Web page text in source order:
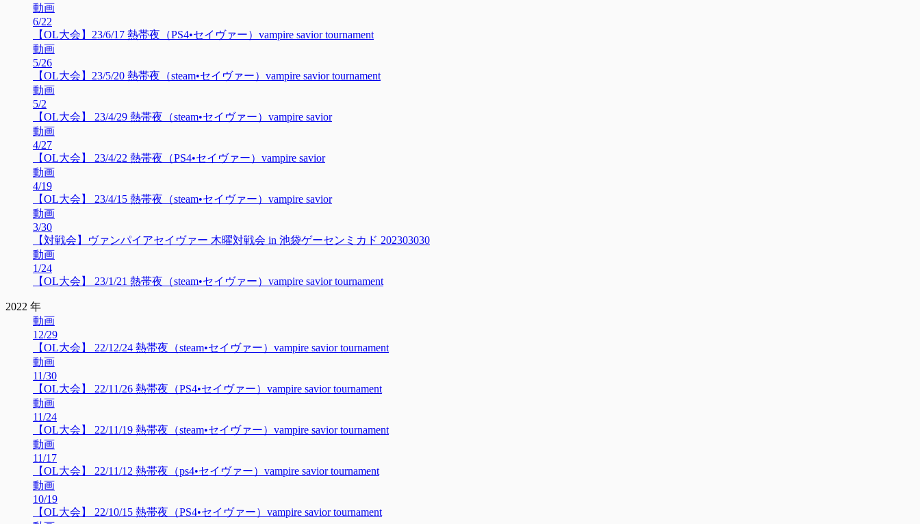
動画
6/22
【OL大会】23/6/17 熱帯夜（PS4•セイヴァー）vampire savior tournament
動画
5/26
【OL大会】23/5/20 熱帯夜（steam•セイヴァー）vampire savior tournament
動画
5/2
【OL大会】 23/4/29 熱帯夜（steam•セイヴァー）vampire savior
動画
4/27
【OL大会】 23/4/22 熱帯夜（PS4•セイヴァー）vampire savior
動画
4/19
【OL大会】 23/4/15 熱帯夜（steam•セイヴァー）vampire savior
動画
3/30
【対戦会】ヴァンパイアセイヴァー 木曜対戦会 in 池袋ゲーセンミカド 202303030
動画
1/24
【OL大会】 23/1/21 熱帯夜（steam•セイヴァー）vampire savior tournament
2022 年
動画
12/29
【OL大会】 22/12/24 熱帯夜（steam•セイヴァー）vampire savior tournament
動画
11/30
【OL大会】 22/11/26 熱帯夜（PS4•セイヴァー）vampire savior tournament
動画
11/24
【OL大会】 22/11/19 熱帯夜（steam•セイヴァー）vampire savior tournament
動画
11/17
【OL大会】 22/11/12 熱帯夜（ps4•セイヴァー）vampire savior tournament
動画
10/19
【OL大会】 22/10/15 熱帯夜（PS4•セイヴァー）vampire savior tournament